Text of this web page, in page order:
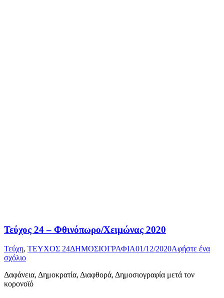
Τεύχος 24 – Φθινόπωρο/Χειμώνας 2020
Τεύχη, ΤΕΥΧΟΣ 24ΔΗΜΟΣΙΟΓΡΑΦΙΑ01/12/2020Αφήστε ένα
σχόλιο
Δαφάνεια, Δημοκρατία, Διαφθορά, Δημοσιογραφία μετά τον
κορονοϊό